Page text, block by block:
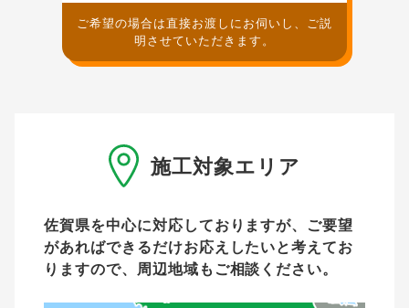
ご希望の場合は直接お渡しにお伺いし、ご説
明させていただきます。
施工対象エリア
佐賀県を中心に対応しておりますが、ご要望
があればできるだけお応えしたいと考えてお
りますので、周辺地域もご相談ください。